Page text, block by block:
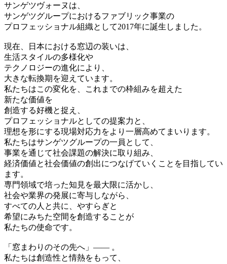
サンゲツヴォーヌは、
サンゲツグループにおけるファブリック事業の
プロフェッショナル組織として2017年に誕生しました。
現在、日本における窓辺の装いは、
生活スタイルの多様化や
テクノロジーの進化により、
大きな転換期を迎えています。
私たちはこの変化を、これまでの枠組みを超えた
新たな価値を
創造する好機と捉え、
プロフェッショナルとしての提案力と、
理想を形にする現場対応力をより一層高めてまいります。
私たちはサンゲツグループの一員として、
事業を通じて社会課題の解決に取り組み、
経済価値と社会価値の創出につなげていくことを目指してい
ます。
専門領域で培った知見を最大限に活かし、
社会や業界の発展に寄与しながら、
すべての人と共に、やすらぎと
希望にみちた空間を創造することが
私たちの使命です。
「窓まわりのその先へ」―― 。
私たちは創造性と情熱をもって、